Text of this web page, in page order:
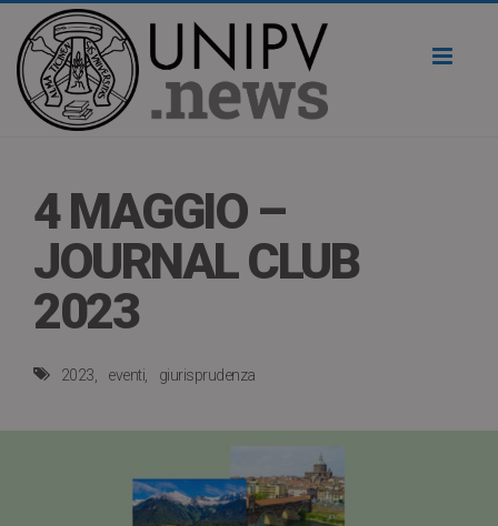
4 MAGGIO –
JOURNAL CLUB
2023
2023 eventi giurisprudenza